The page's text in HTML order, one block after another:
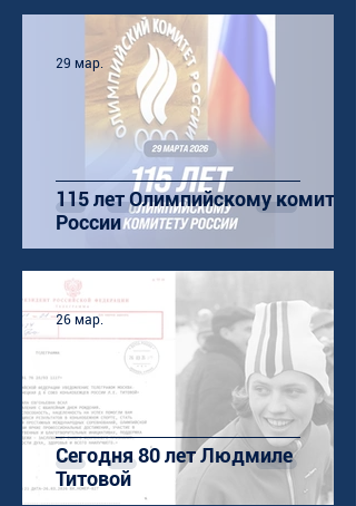
115 лет Олимпийскому комитету
России
29 мар.
Сегодня 80 лет Людмиле
Титовой
26 мар.